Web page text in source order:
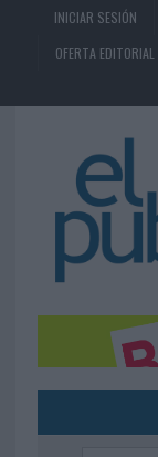
INICIAR SESIÓN
OFERTA EDITORIAL